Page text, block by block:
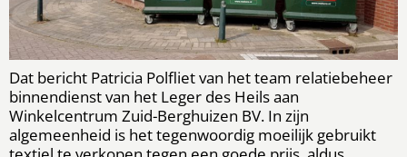
Dat bericht Patricia Polfliet van het team relatiebeheer
binnendienst van het Leger des Heils aan
Winkelcentrum Zuid-Berghuizen BV. In zijn
algemeenheid is het tegenwoordig moeilijk gebruikt